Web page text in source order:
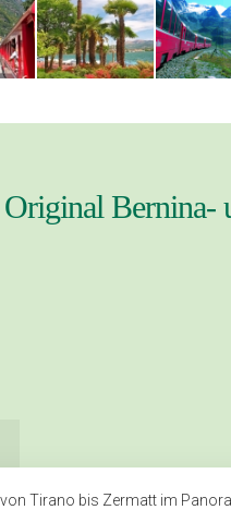
Bernina-
Tirano bis Zermatt im